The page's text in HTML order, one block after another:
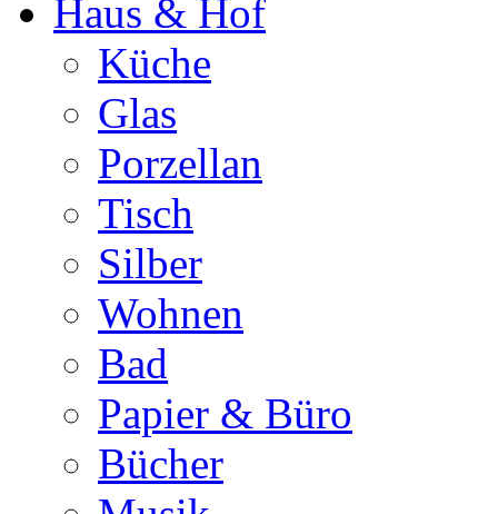
Haus & Hof
Küche
Glas
Porzellan
Tisch
Silber
Wohnen
Bad
Papier & Büro
Bücher